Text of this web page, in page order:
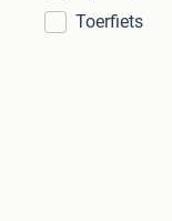
Toerfiets